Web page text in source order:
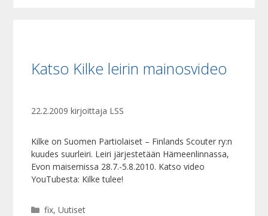
Katso Kilke leirin mainosvideo
22.2.2009 kirjoittaja LSS
Kilke on Suomen Partiolaiset – Finlands Scouter ry:n
kuudes suurleiri. Leiri järjestetään Hämeenlinnassa,
Evon maisemissa 28.7.-5.8.2010. Katso video
YouTubesta: Kilke tulee!
Kategoriat
fix, Uutiset